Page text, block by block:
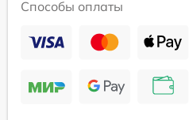
Способы оплаты